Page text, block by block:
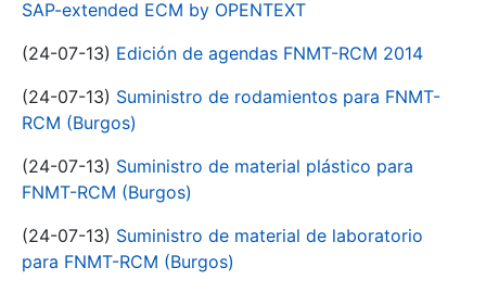
SAP-extended ECM by OPENTEXT
(24-07-13) Edición de agendas FNMT-RCM 2014
(24-07-13) Suministro de rodamientos para FNMT-
RCM (Burgos)
(24-07-13) Suministro de material plástico para
FNMT-RCM (Burgos)
(24-07-13) Suministro de material de laboratorio
para FNMT-RCM (Burgos)